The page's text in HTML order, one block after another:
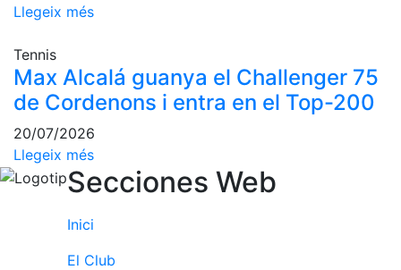
Campionat
Quadres
de joc
Quadre
d'Honor
Històric
del
Campionat
Llegeix més
Tennis
Max Alcalá guanya el Challenger 75
de Cordenons i entra en el Top-200
20/07/2026
Llegeix més
Secciones Web
Inici
El Club